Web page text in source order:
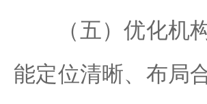
（五）优化机构
能定位清晰、布局